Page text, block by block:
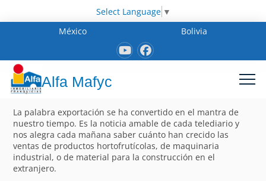
Select Language ▼
México
Bolivia
Alfa Mafyc
La palabra exportación se ha convertido en el mantra de
nuestro tiempo. Es la noticia amable de cada telediario y
nos alegra cada mañana saber cuánto han crecido las
ventas de productos hortofrutícolas, de maquinaria
industrial, o de material para la construcción en el
extranjero.